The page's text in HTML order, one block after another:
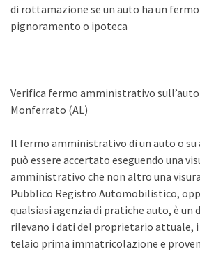
di rottamazione se un auto ha un
pignoramento o ipoteca
Verifica fermo amministrativo sull’auto
Monferrato (AL)
Il fermo amministrativo di un auto o
può essere accertato eseguendo una
amministrativo che non altro una
Pubblico Registro Automobilistico,
qualsiasi agenzia di pratiche auto, è un
rilevano i dati del proprietario attuale,
telaio prima immatricolazione e